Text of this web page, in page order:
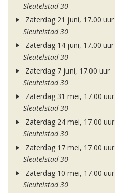
Sleutelstad 30
Zaterdag 21 juni, 17.00 uur
Sleutelstad 30
Zaterdag 14 juni, 17.00 uur
Sleutelstad 30
Zaterdag 7 juni, 17.00 uur
Sleutelstad 30
Zaterdag 31 mei, 17.00 uur
Sleutelstad 30
Zaterdag 24 mei, 17.00 uur
Sleutelstad 30
Zaterdag 17 mei, 17.00 uur
Sleutelstad 30
Zaterdag 10 mei, 17.00 uur
Sleutelstad 30